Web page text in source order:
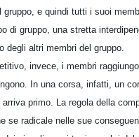
e quindi tutti i suoi
di gruppo, una stretta
degli altri membri del gruppo.
invece, i membri
In una corsa, infatti, un
primo. La regola della
se radicale nelle sue